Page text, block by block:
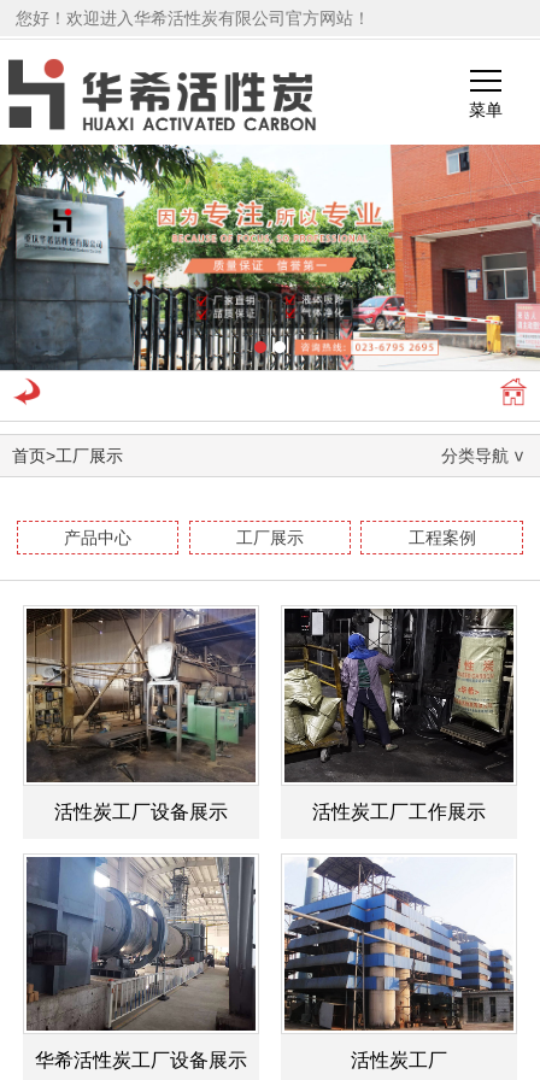
您好！欢迎进入华希活性炭有限公司官方网站！
菜单
1 2
首页>工厂展示 分类导航
产品中心 工厂展示 工程案例
活性炭工厂设备展示 活性炭工厂工作展示
华希活性炭工厂设备展示 活性炭工厂